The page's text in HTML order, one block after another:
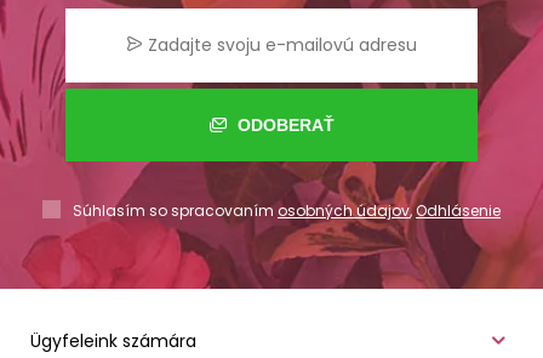
ODOBERAŤ
Súhlasím so spracovaním osobných údajov,Odhlásenie
Ügyfeleink számára